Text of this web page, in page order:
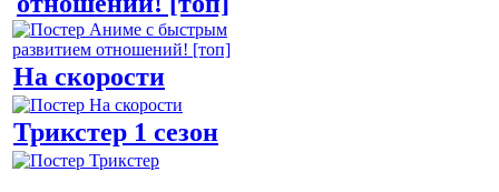
На скорости
Трикстер 1 сезон